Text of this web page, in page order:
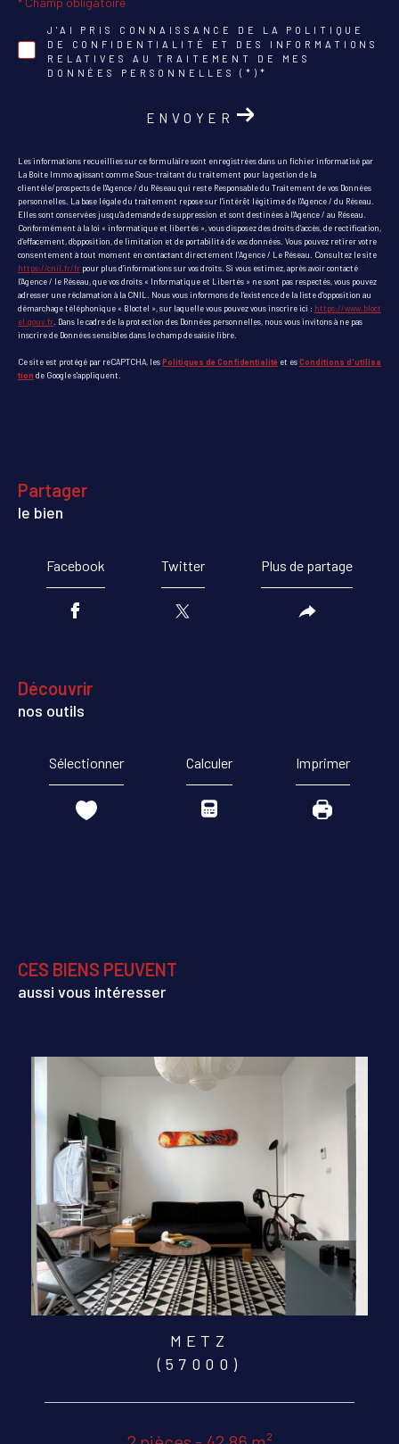
J'AI PRIS CONNAISSANCE DE LA POLITIQUE
DE CONFIDENTIALITÉ ET DES INFORMATIONS
RELATIVES AU TRAITEMENT DE MES
DONNÉES PERSONNELLES (*)*
ENVOYER
Les informations recueillies sur ce formulaire sont enregistrées dans un fichier informatisé par
La Boite Immo agissant comme Sous-traitant du traitement pour la gestion de la
clientèle/prospects de l'Agence / du Réseau qui reste Responsable du Traitement de vos Données
personnelles. La base légale du traitement repose sur l'intérêt légitime de l'Agence / du Réseau.
Elles sont conservées jusqu'à demande de suppression et sont destinées à l'Agence / au Réseau.
Conformément à la loi « informatique et libertés », vous disposez des droits d’accès, de rectification,
d’effacement, d’opposition, de limitation et de portabilité de vos données. Vous pouvez retirer votre
consentement à tout moment en contactant directement l’Agence / Le Réseau. Consultez le site
https://cnil.fr/fr pour plus d’informations sur vos droits. Si vous estimez, après avoir contacté
l'Agence / le Réseau, que vos droits « Informatique et Libertés » ne sont pas respectés, vous pouvez
adresser une réclamation à la CNIL. Nous vous informons de l’existence de la liste d'opposition au
démarchage téléphonique « Bloctel », sur laquelle vous pouvez vous inscrire ici : https://www.bloct
el.gouv.fr . Dans le cadre de la protection des Données personnelles, nous vous invitons à ne pas
inscrire de Données sensibles dans le champ de saisie libre.
Ce site est protégé par reCAPTCHA, lesPolitiques de Confidentialité et esConditions d'utilisa
tion de Google s'appliquent.
partager
le bien
Facebook Twitter Plus de partage
découvrir
nos outils
Sélectionner Calculer Imprimer
CES BIENS PEUVENT
aussi vous intéresser
METZ
(57000)